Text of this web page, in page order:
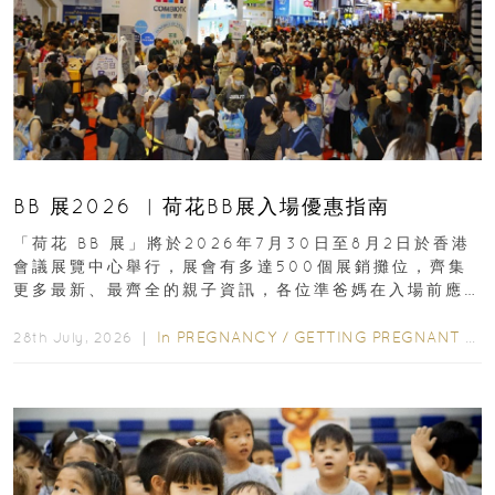
BB 展2026 ︳荷花BB展入場優惠指南
「荷花 BB 展」將於2026年7月30日至8月2日於香港
會議展覽中心舉行，展會有多達500個展銷攤位，齊集
更多最新、最齊全的親子資訊，各位準爸媽在入場前應
28th July, 2026 ｜ In PREGNANCY / GETTING PREGNANT